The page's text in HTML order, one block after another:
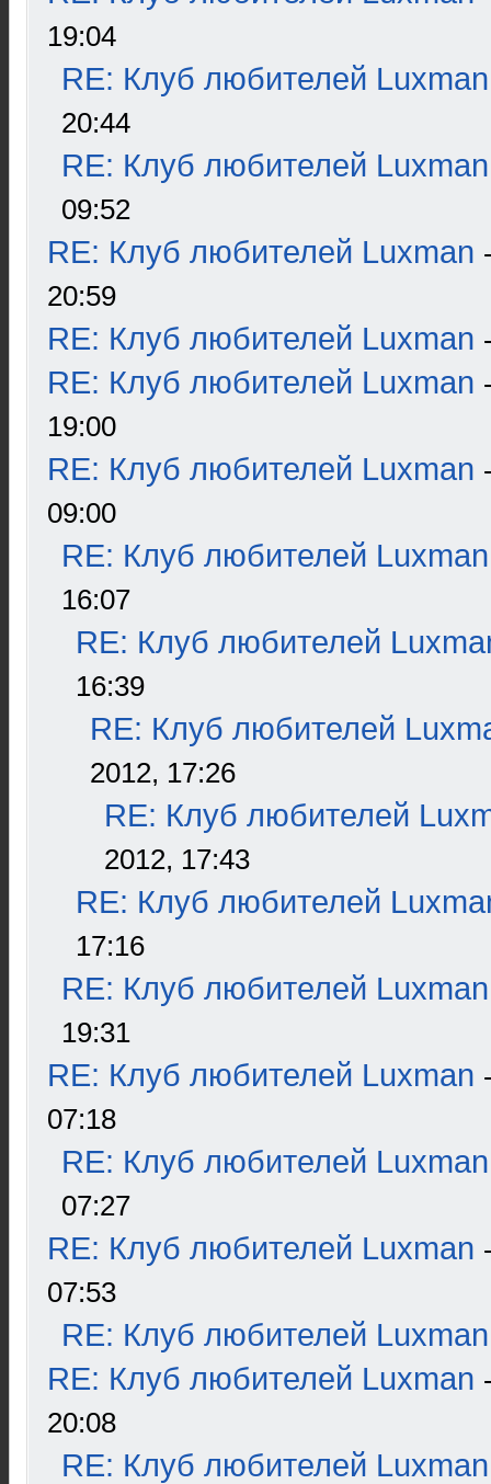
19:04
RE: Клуб любителей Luxman
20:44
RE: Клуб любителей Luxman
09:52
RE: Клуб любителей Luxman
20:59
RE: Клуб любителей Luxman
RE: Клуб любителей Luxman
19:00
RE: Клуб любителей Luxman
09:00
RE: Клуб любителей Luxman
16:07
RE: Клуб любителей
16:39
RE: Клуб любителей
2012, 17:26
RE: Клуб любителей
2012, 17:43
RE: Клуб любителей
17:16
RE: Клуб любителей Luxman
19:31
RE: Клуб любителей Luxman
07:18
RE: Клуб любителей Luxman
07:27
RE: Клуб любителей Luxman
07:53
RE: Клуб любителей Luxman
RE: Клуб любителей Luxman
20:08
RE: Клуб любителей Luxman